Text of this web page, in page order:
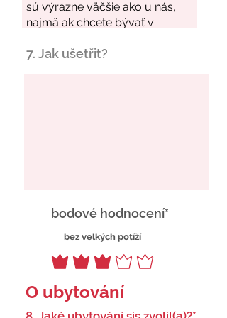
7. Jak ušetřit?
bodové hodnocení*
bez velkých potíží
O ubytování